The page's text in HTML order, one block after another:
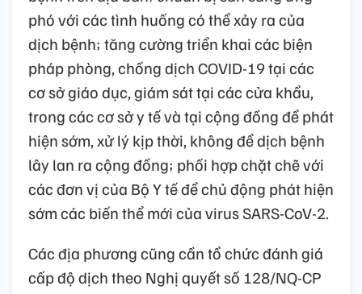
phó với các tình huống có thể xảy ra của
dịch bệnh; tăng cường triển khai các biện
pháp phòng, chống dịch COVID-19 tại các
cơ sở giáo dục, giám sát tại các cửa khẩu,
trong các cơ sở y tế và tại cộng đồng để phát
hiện sớm, xử lý kịp thời, không để dịch bệnh
lây lan ra cộng đồng; phối hợp chặt chẽ với
các đơn vị của Bộ Y tế để chủ động phát hiện
sớm các biến thể mới của virus SARS-CoV-2.
Các địa phương cũng cần tổ chức đánh giá
cấp độ dịch theo Nghị quyết số 128/NQ-CP